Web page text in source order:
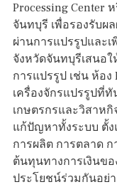
Processing
จันทบุรี เพื่อรองรับผ
ผ่านการแปรรูปและ
จังหวัดจันทบุรีเสนอ
การแปรรูป เช่น ห้อ
เครื่องจักรแปรรูปที่
เกษตรกรและวิสาห
แก้ปัญหาทั้งระบบ ตั้ง
การผลิต การตลาด
ต้นทุนทางการเงินข
ประโยชน์ร่วมกันอย่า